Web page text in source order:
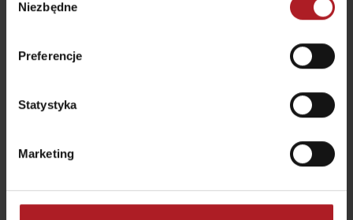
zgody
Niezbędne
Preferencje
Statystyka
Marketing
Reštauracja Hotel Jasná
Restaurant Habarka